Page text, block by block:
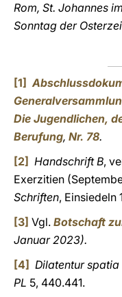
Rom, St. Johannes
Sonntag der
[1]
Die Jugendlichen,
Berufung, Nr. 78.
[2] Handschrift B,
Exerzitien
Schriften, Einsiedeln
[3] Vgl. Botschaft
Januar 2023).
[4] Dilatentur
PL 5, 440.441.